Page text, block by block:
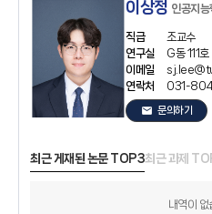
이상정 인공지능
직급
조교수
연구실
G동 111호
이메일
연락처
031-
email 문의하기
최근 게재된 논문 TOP3최근 과제
내역이 없